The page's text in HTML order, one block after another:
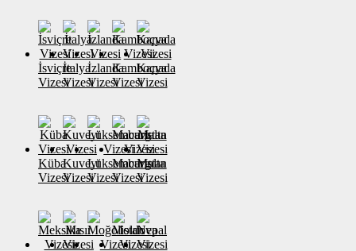
İsviçre
Vizesi
İtalya
Vizesi
İzlanda
Vizesi
Kamboçya
Vizesi
Kanada
Vizesi
Küba
Vizesi
Kuveyt
Vizesi
Lüksemburg
Vizesi
Macaristan
Vizesi
Malta
Vizesi